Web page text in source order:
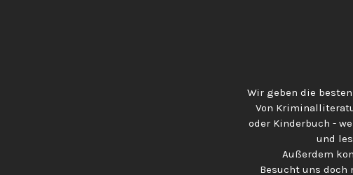
Wir geben die
Von
oder Kinderbuch -
und
Außerdem
Besucht uns doch